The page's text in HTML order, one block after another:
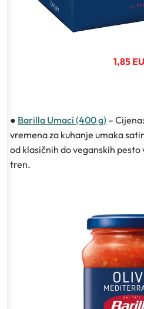
1,85
● Barilla Umaci (400 g) – Cijena:
vremena za kuhanje umaka
od klasičnih do veganskih
tren.